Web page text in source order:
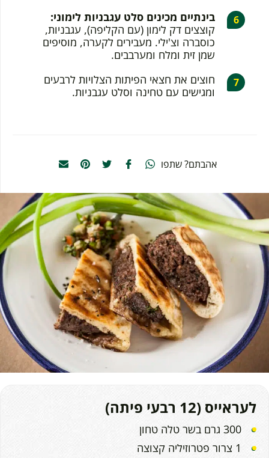
בינתיים מכינים סלט עגבניות לימוני:
קוצצים דק לימון (עם הקליפה), עגבניות,
כוסברה וצ'ילי. מעבירים לקערה, מוסיפים
שמן זית ומלח ומערבבים.
חוצים את חצאי הפיתות הצלויות לרבעים
ומגישים עם טחינה וסלט עגבניות.
אהבתם? שתפו
לעראייס (12 רבעי פיתה)
300 גרם בשר טלה טחון
1 צרור פטרוזיליה קצוצה